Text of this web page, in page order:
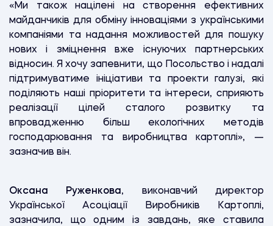
«Ми також націлені на створення ефективних
майданчиків для обміну інноваціями з українськими
компаніями та надання можливостей для пошуку
нових і зміцнення вже існуючих партнерських
відносин. Я хочу запевнити, що Посольство і надалі
підтримуватиме ініціативи та проекти галузі, які
поділяють наші пріоритети та інтереси, сприяють
реалізації цілей сталого розвитку та
впровадженню більш екологічних методів
господарювання та виробництва картоплі», —
зазначив він.
Оксана Руженкова, виконавчий директор
Української Асоціації Виробників Картоплі,
зазначила, що одним із завдань, яке ставила